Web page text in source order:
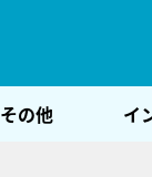
その他 イ